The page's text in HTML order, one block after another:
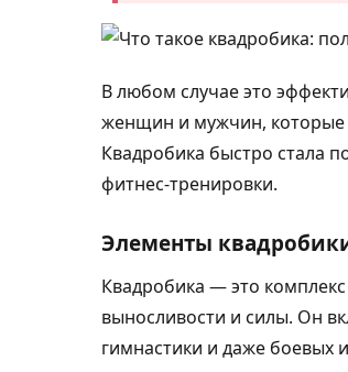
В любом случае это
женщин и мужчин, которые
Квадробика быстро стала
фитнес-тренировки.
Элементы
Квадробика — это
выносливости и силы. Он
гимнастики и даже боевых